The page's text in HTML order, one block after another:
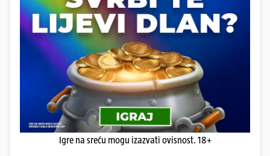
Igre na sreću mogu izazvati ovisnost. 18+